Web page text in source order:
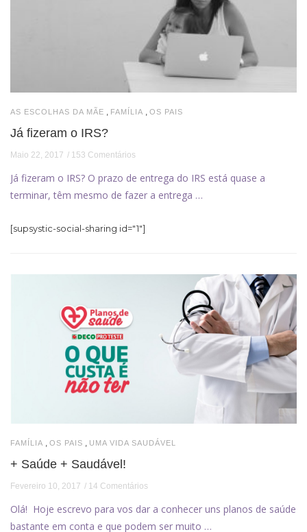
AS ESCOLHAS DA MÃE FAMÍLIA OS PAIS
Já fizeram o IRS?
Maio 22, 2017 153 Comentários
Já fizeram o IRS? O prazo de entrega do IRS está quase a
terminar, têm mesmo de fazer a entrega …
[supsystic-social-sharing id="1"]
FAMÍLIA , OS PAIS , UMA VIDA SAUDÁVEL
+ Saúde + Saudável!
Fevereiro 10, 2017 14 Comentários
Olá! Hoje escrevo para vos dar a conhecer uns planos de saúde
bastante em conta e que podem ser muito …